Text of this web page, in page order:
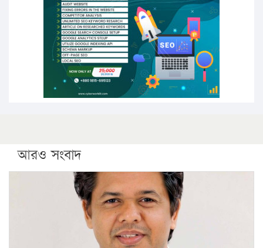
সারা দেশে বজ্রাঘাতে ১৪ জনের প্রাণহানি
কঠোর হচ্ছে এসএসসি ও এইচএসসি পরীক্ষা
ফরিদগঞ্জে আগুনে পুড়লো ৬ ব্যবসা প্রতিষ্ঠান
আরও সংবাদ